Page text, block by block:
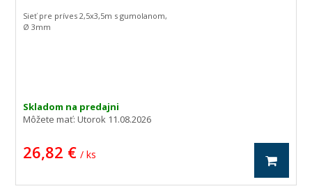
Skladom na predajni
Môžete mať:Utorok 11.08.2026
26,82 € / ks
Sieť pre príves 2,5x3,5m s gumolanom,
Ø 3mm